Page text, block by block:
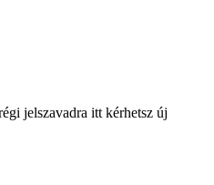
jelszavadra itt kérhetsz új